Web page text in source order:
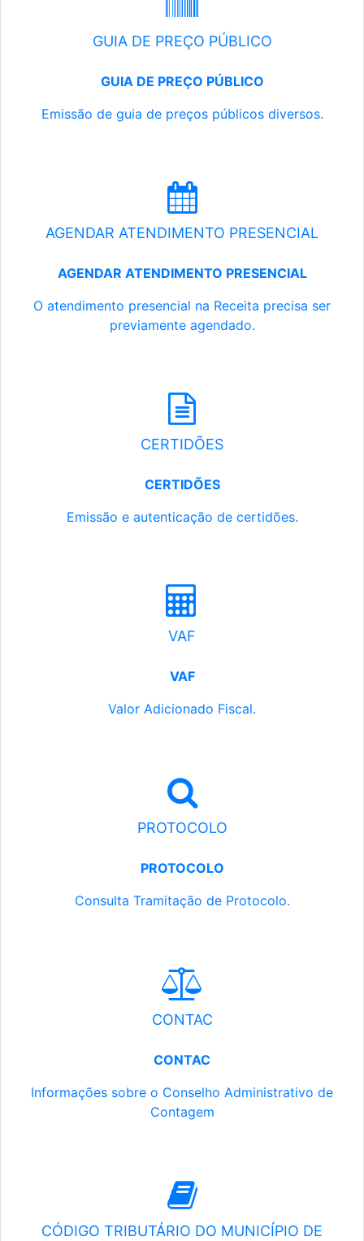
GUIA DE PREÇO PÚBLICO
GUIA DE PREÇO PÚBLICO
Emissão de guia de preços públicos diversos.
AGENDAR ATENDIMENTO PRESENCIAL
AGENDAR ATENDIMENTO PRESENCIAL
O atendimento presencial na Receita precisa ser
previamente agendado.
CERTIDÕES
CERTIDÕES
Emissão e autenticação de certidões.
VAF
VAF
Valor Adicionado Fiscal.
PROTOCOLO
PROTOCOLO
Consulta Tramitação de Protocolo.
CONTAC
CONTAC
Informações sobre o Conselho Administrativo de
Contagem
CÓDIGO TRIBUTÁRIO DO MUNICÍPIO DE